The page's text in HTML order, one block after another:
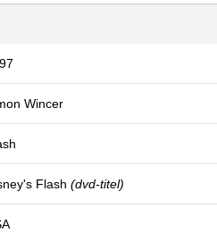
Wincer
Flash (dvd-titel)